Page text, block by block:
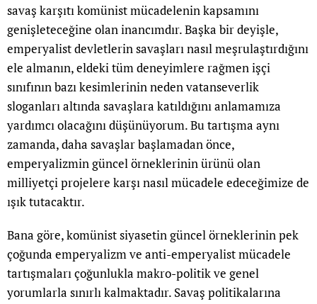
savaş karşıtı komünist mücadelenin kapsamını
genişleteceğine olan inancımdır. Başka bir deyişle,
emperyalist devletlerin savaşları nasıl meşrulaştırdığını
ele almanın, eldeki tüm deneyimlere rağmen işçi
sınıfının bazı kesimlerinin neden vatanseverlik
sloganları altında savaşlara katıldığını anlamamıza
yardımcı olacağını düşünüyorum. Bu tartışma aynı
zamanda, daha savaşlar başlamadan önce,
emperyalizmin güncel örneklerinin ürünü olan
milliyetçi projelere karşı nasıl mücadele edeceğimize de
ışık tutacaktır.
Bana göre, komünist siyasetin güncel örneklerinin pek
çoğunda emperyalizm ve anti-emperyalist mücadele
tartışmaları çoğunlukla makro-politik ve genel
yorumlarla sınırlı kalmaktadır. Savaş politikalarına